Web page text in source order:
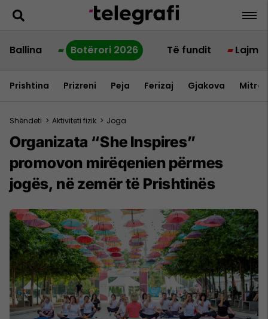
Ballina Botërori 2026 Të fundit Lajme
Prishtina Prizreni Peja Ferizaj Gjakova
Shëndeti > Aktiviteti fizik > Joga
Organizata “She Inspires”
promovon mirëqenien përmes
jogës, në zemër të Prishtinës